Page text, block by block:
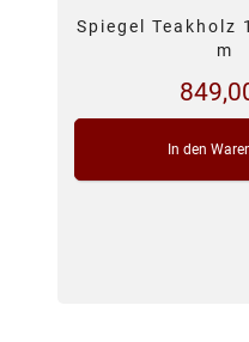
Spiegel Teakholz
m
In den